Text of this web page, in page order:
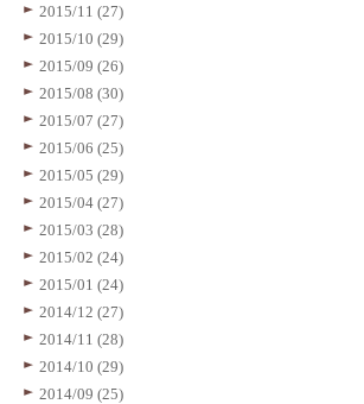
2015/11 (27)
2015/10 (29)
2015/09 (26)
2015/08 (30)
2015/07 (27)
2015/06 (25)
2015/05 (29)
2015/04 (27)
2015/03 (28)
2015/02 (24)
2015/01 (24)
2014/12 (27)
2014/11 (28)
2014/10 (29)
2014/09 (25)